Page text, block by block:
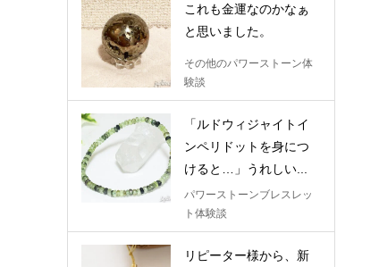
これも金運なのかなぁ
と思いました。
その他のパワーストーン体
験談
「ルドウィジャイトイ
ンペリドットを身につ
けると…」うれしい...
パワーストーンブレスレッ
ト体験談
リピーター様から、新